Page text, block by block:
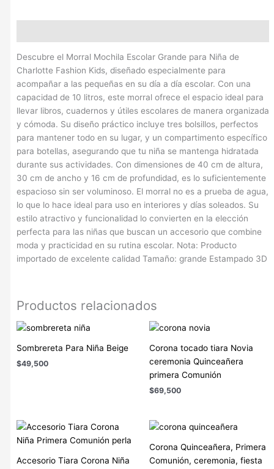
Descubre el Morral Mochila Escolar Grande para Niña de
Charlotte Fashion Kids, diseñado especialmente para
acompañar a las pequeñas en su día a día escolar. Con una
capacidad de 10 litros, este morral ofrece el espacio ideal para
llevar libros, cuadernos y útiles escolares de manera organizada
y cómoda. Su diseño práctico incluye tres bolsillos, perfectos
para mantener todo en su lugar, y un compartimento específico
para botellas, asegurando que tu niña se mantenga hidratada
durante sus actividades. Con dimensiones de 40 cm de altura,
30 cm de ancho y 16 cm de profundidad, es lo suficientemente
espacioso sin ser voluminoso. El morral no es a prueba de agua,
lo que lo hace ideal para uso en interiores y días soleados. Su
estilo atractivo y funcionalidad lo convierten en la elección
perfecta para las niñas que buscan un accesorio que combine
moda y practicidad en su rutina escolar. Nota: Producto
importado de excelente calidad Tamaño: grande Estampado 3D
Productos relacionados
Sombrereta Para Niña Beige
$49,500
Corona tocado tiara Novia
ceremonia Quinceañera
primera Comunión
$69,500
Accesorio Tiara Corona Niña
Corona Quinceañera, Primera
Comunión, ceremonia, fiesta